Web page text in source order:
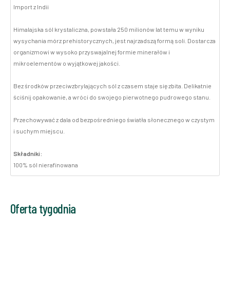
Import z Indii
Himalajska sól krystaliczna, powstała 250 milionów lat temu w wyniku
wysychania mórz prehistorycznych, jest najrzadszą formą soli. Dostarcza
organizmowi w wysoko przyswajalnej formie minerałów i
mikroelementów o wyjątkowej jakości.
Bez środków przeciwzbrylających sól z czasem staje się zbita. Delikatnie
ściśnij opakowanie, a wróci do swojego pierwotnego pudrowego stanu.
Przechowywać z dala od bezpośredniego światła słonecznego w czystym
i suchym miejscu.
Składniki:
100% sól nierafinowana
Oferta tygodnia